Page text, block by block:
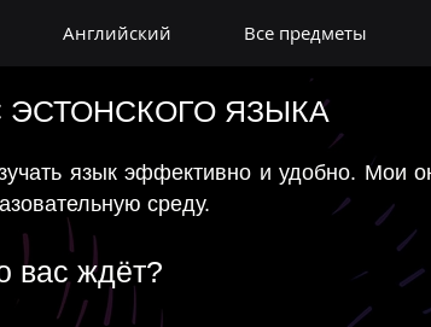
Английский Все предметы
ЭСТОНСКОГО ЯЗЫКА
язык эффективно и удобно. Мои
среду.
вас ждёт?